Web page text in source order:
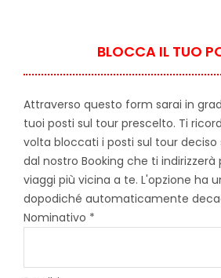
BLOCCA IL TUO
Attraverso questo form sarai in
tuoi posti sul tour prescelto. Ti
volta bloccati i posti sul tour
dal nostro Booking che ti indirizzerà
viaggi più vicina a te. L'opzione ha
dopodiché automaticamente
Nominativo *